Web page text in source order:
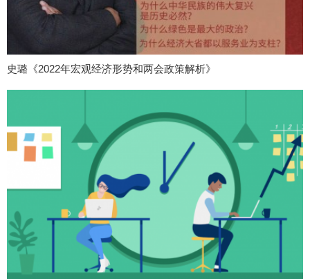
史璐《2022年宏观经济形势和两会政策解析》